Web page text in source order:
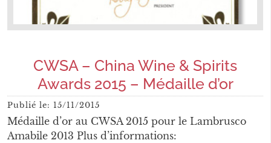
CWSA – China Wine & Spirits
Awards 2015 – Médaille d’or
Publié le: 15/11/2015
Médaille d’or au CWSA 2015 pour le Lambrusco
Amabile 2013 Plus d’informations: